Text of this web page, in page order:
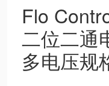
Flo
二位二通
多电压规